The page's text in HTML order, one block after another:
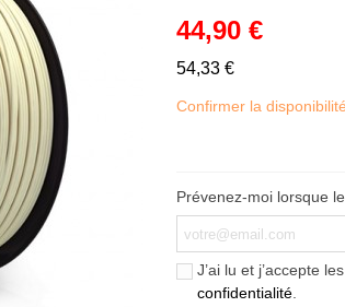
44,90 €
54,33 €
Confirmer la disponibilité
Prévenez-moi lorsque
J’ai lu et j’accepte
confidentialité.